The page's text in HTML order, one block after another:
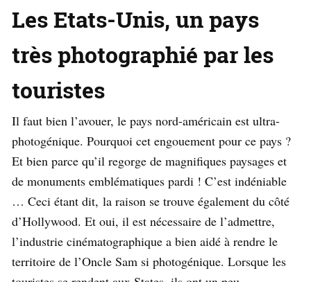
Les Etats-Unis, un pays
très photographié par les
touristes
Il faut bien l’avouer, le pays nord-américain est ultra-
photogénique. Pourquoi cet engouement pour ce pays ?
Et bien parce qu’il regorge de magnifiques paysages et
de monuments emblématiques pardi ! C’est indéniable
… Ceci étant dit, la raison se trouve également du côté
d’Hollywood. Et oui, il est nécessaire de l’admettre,
l’industrie cinématographique a bien aidé à rendre le
territoire de l’Oncle Sam si photogénique. Lorsque les